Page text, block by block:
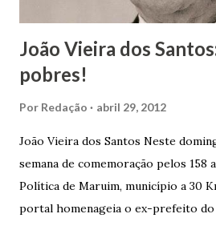
João Vieira dos
pobres!
Por Redação abril 29, 2012
João Vieira dos Santos Neste
semana de comemoração pelos 158
Política de Maruim, município a 30
portal homenageia o ex-prefeito do